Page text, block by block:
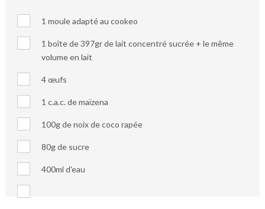
1 moule adapté au cookeo
1 boîte de 397gr de lait concentré sucrée + le même
volume en lait
4 œufs
1 c.a.c. de maïzena
100g de noix de coco rapée
80g de sucre
400ml d'eau